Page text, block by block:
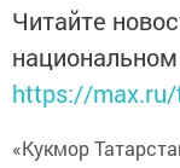
Читайте
https://
«Кукмор